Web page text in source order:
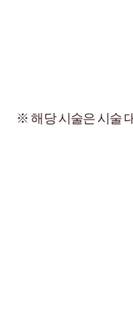
※ 해당 시술은 시술